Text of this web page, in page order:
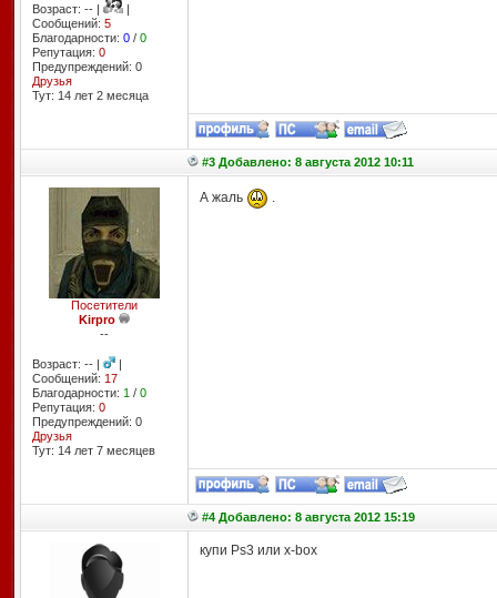
Возраст: -- |
|
Сообщений: 5
Благодарности: 0/ 0
Репутация: 0
Предупреждений: 0
Друзья
Тут: 14 лет 2 месяцa
#3 Добавлено: 8 августа 2012 10:11
Посетители
Kirpro
--
Возраст: -- |
|
Сообщений: 17
Благодарности: 1 / 0
Репутация: 0
Предупреждений: 0
Друзья
Тут: 14 лет 7 месяцев
А жаль .
#4 Добавлено: 8 августа 2012 15:19
купи Ps3 или x-box